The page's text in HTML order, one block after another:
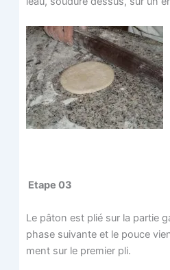
Etape 03
Le pâton est plié sur la par­tie
phase sui­vante et le pouce
ment sur le pre­mier pli.